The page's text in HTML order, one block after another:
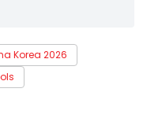
Korea 2026